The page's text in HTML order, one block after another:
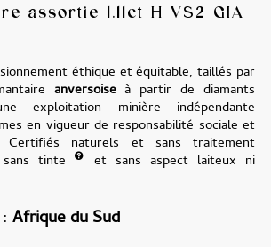
assortie 1.11ct H VS2 GIA
éthique et équitable, taillés par
anversoiseà partir de diamants
exploitation minière indépendante
en vigueur de responsabilité sociale et
Certifiés naturels et sans traitement
sans tinte
et sans aspect laiteux ni
Afrique du Sud